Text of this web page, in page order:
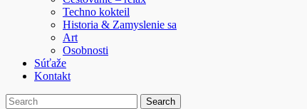
Techno kokteil
Historia & Zamyslenie sa
Art
Osobnosti
Súťaže
Kontakt